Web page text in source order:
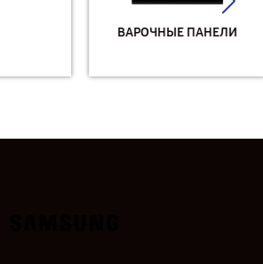
ВАРОЧНЫЕ ПАНЕЛИ